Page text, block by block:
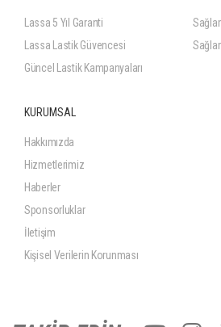
Lassa 5 Yıl Garanti
Lassa Lastik Güvencesi
Güncel Lastik Kampanyaları
KURUMSAL
Hakkımızda
Hizmetlerimiz
Haberler
Sponsorluklar
İletişim
Kişisel Verilerin Korunması